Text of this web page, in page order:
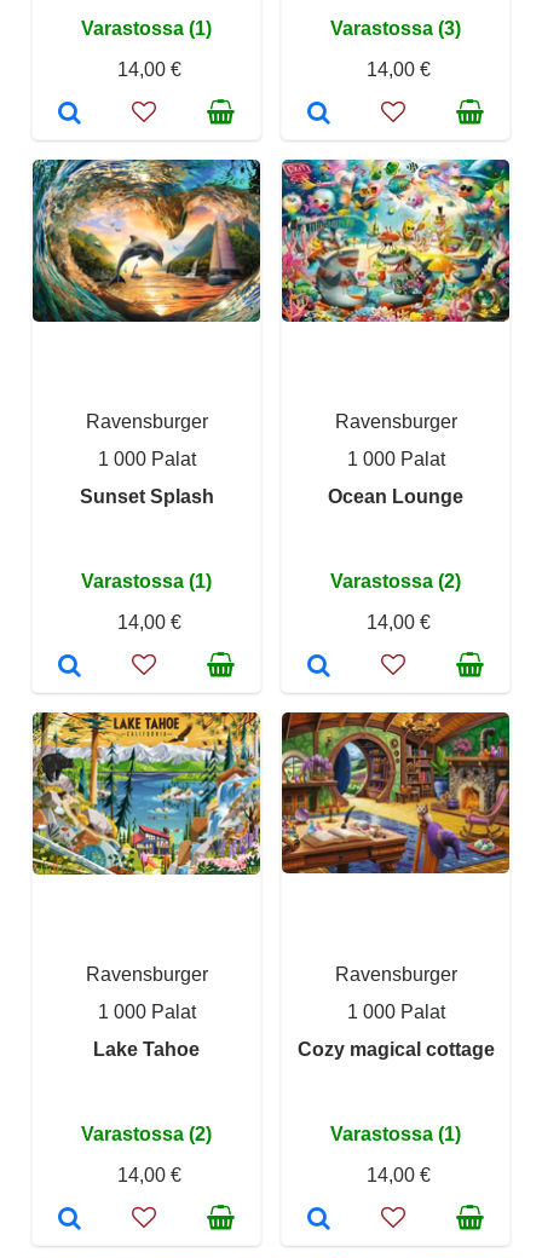
Varastossa (1)
14,00 €
Varastossa (3)
14,00 €
Ravensburger
1 000 Palat
Sunset Splash
Varastossa (1)
14,00 €
Ravensburger
1 000 Palat
Ocean Lounge
Varastossa (2)
14,00 €
Ravensburger
1 000 Palat
Lake Tahoe
Varastossa (2)
14,00 €
Ravensburger
1 000 Palat
Cozy magical cottage
Varastossa (1)
14,00 €